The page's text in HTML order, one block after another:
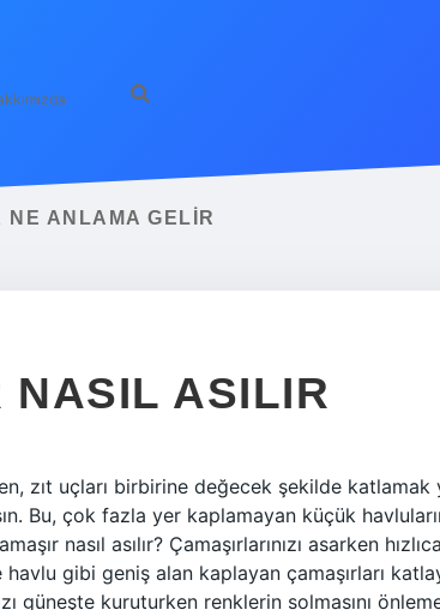
NE ANLAMA GELIR
NASIL ASILIR
zıt uçları birbirine değecek şekilde
Bu, çok fazla yer kaplamayan küçük
nasıl asılır? Çamaşırlarınızı asarken
havlu gibi geniş alan kaplayan çamaşırları
güneşte kuruturken renklerin solmasını